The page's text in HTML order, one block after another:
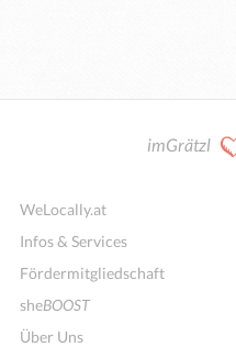
imGrätzl
WeLocally.at
Infos & Services
Fördermitgliedschaft
sheBOOST
Über Uns